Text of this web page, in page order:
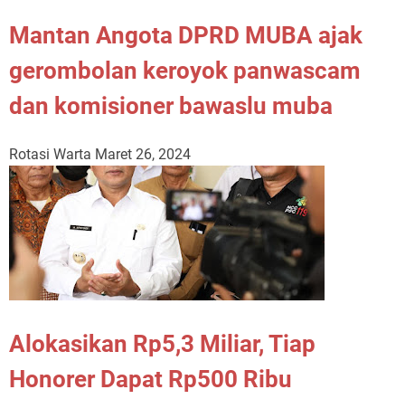
Mantan Angota DPRD MUBA ajak
gerombolan keroyok panwascam
dan komisioner bawaslu muba
Rotasi Warta Maret 26, 2024
Alokasikan Rp5,3 Miliar, Tiap
Honorer Dapat Rp500 Ribu